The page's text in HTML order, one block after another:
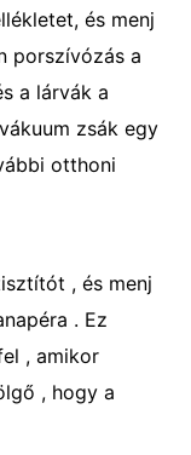
és menj
porszívózás a
a lárvák a
zsák egy
otthoni
, és menj
. Ez
, amikor
, hogy a